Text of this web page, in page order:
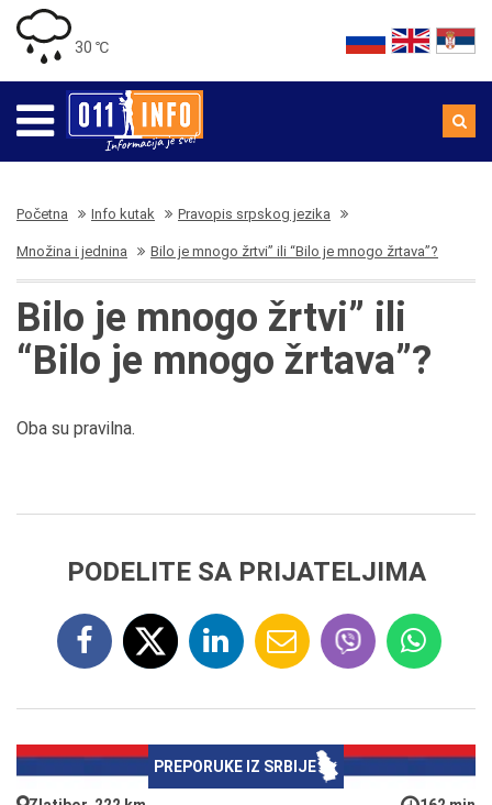
30 ℃
Početna Info kutak Pravopis srpskog jezika
Množina i jednina Bilo je mnogo žrtvi” ili “Bilo je mnogo žrtava”?
Bilo je mnogo žrtvi” ili
“Bilo je mnogo žrtava”?
Oba su pravilna.
PODELITE SA PRIJATELJIMA
PREPORUKE IZ SRBIJE